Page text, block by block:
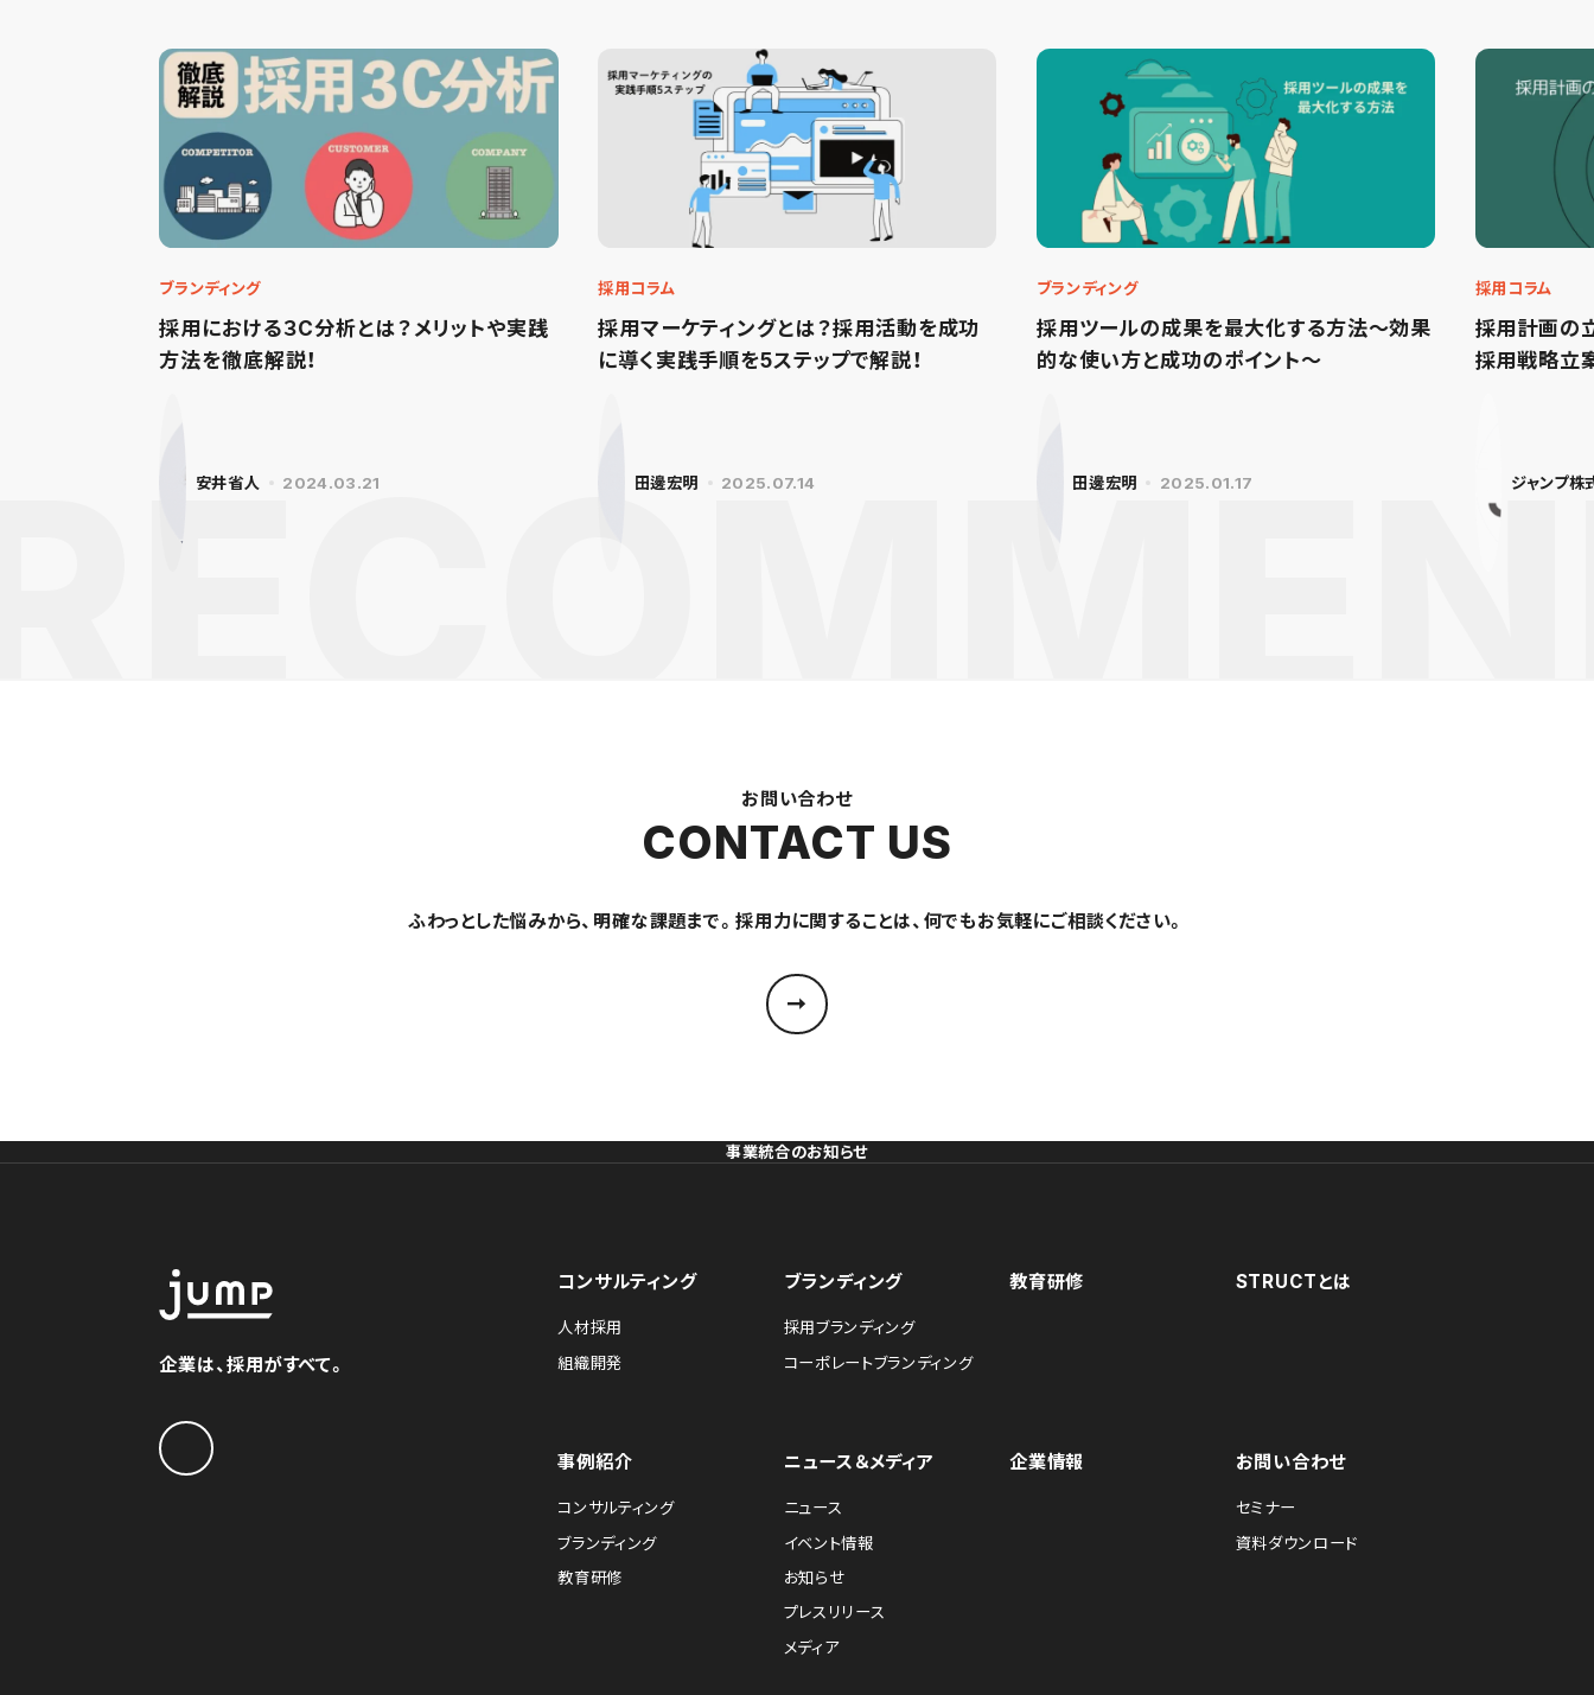
採用における３C分析とは？メリットや実践
方法を徹底解説！
ブランディング
安井省人 2024.03.21
採用マーケティングとは？採用活動を成功
に導く実践手順を5ステップで解説！
採用コラム
田邊宏明 2025.07.14
採用ツールの成果を最大化する方法～効果
的な使い方と成功のポイント～
ブランディング
田邊宏明 2025.01.17
採用計画の
採用戦略立
採用コラム
ジャンプ株
お問い合わせ
CONTACT US
ふわっとした悩みから、明確な課題まで。採用力に関することは、何でもお気軽にご相談ください。
事業統合のお知らせ
コンサルティング
人材採用
組織開発
ブランディング
採用ブランディング
コーポレートブランディング
教育研修 STRUCTとは
事例紹介
コンサルティング
ブランディング
教育研修
ニュース＆メディア
ニュース
イベント情報
お知らせ
プレスリリース
メディア
企業情報 お問い合わせ
セミナー
資料ダウンロード
企業は、採用がすべて。